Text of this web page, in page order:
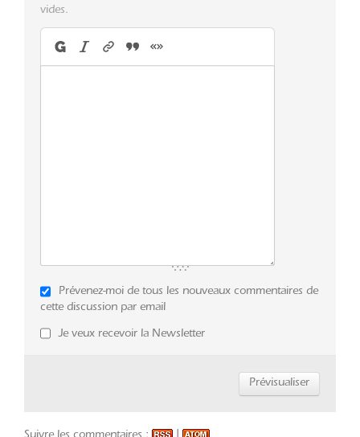
vides.
Prévenez-moi de tous les nouveaux commentaires de
cette discussion par email
Je veux recevoir la Newsletter